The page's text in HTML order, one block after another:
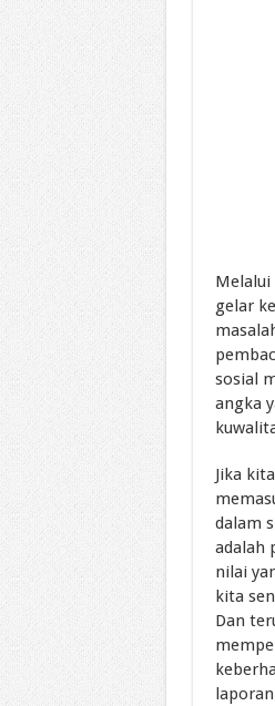
Melalui
gelar
sosial
angka
Jika
dalam
adalah
nilai
kita
Dan